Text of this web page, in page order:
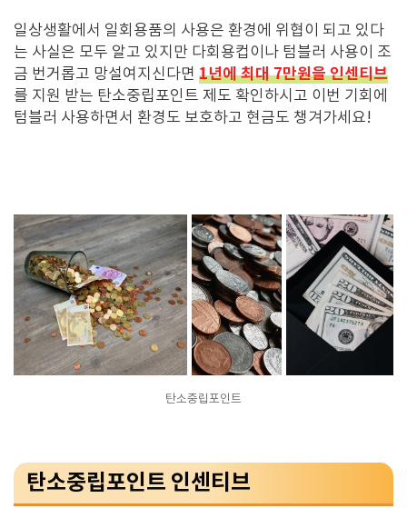
일상생활에서 일회용품의 사용은 환경에 위협이 되고 있다
는 사실은 모두 알고 있지만 다회용컵이나 텀블러 사용이 조
금 번거롭고 망설여지신다면 1년에 최대 7만원을 인센티브
를 지원 받는 탄소중립포인트 제도 확인하시고 이번 기회에
텀블러 사용하면서 환경도 보호하고 현금도 챙겨가세요!
탄소중립포인트
탄소중립포인트 인센티브